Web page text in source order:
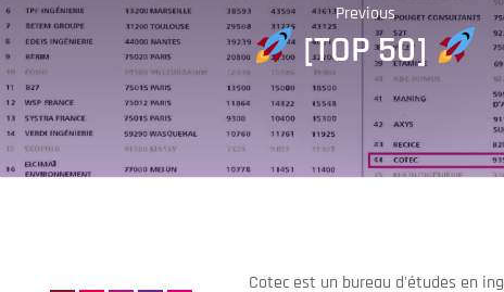
Previous
[TOP 50]
Cotec est un bureau d'études en